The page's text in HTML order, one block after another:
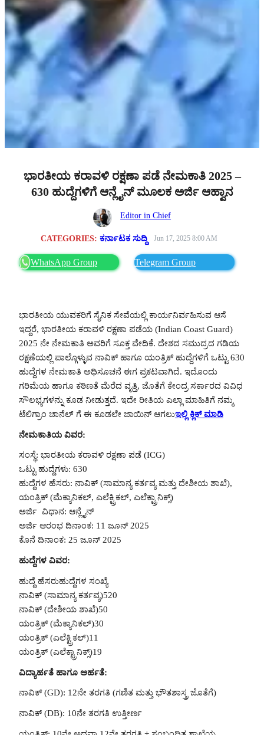
ಭಾರತೀಯ ಕರಾವಳಿ ರಕ್ಷಣಾ ಪಡೆ ನೇಮಕಾತಿ 2025 –
630 ಹುದ್ದೆಗಳಿಗೆ ಆನ್ಲೈನ್ ಮೂಲಕ ಅರ್ಜಿ ಆಹ್ವಾನ
Editor in Chief
CATEGORIES: ಕರ್ನಾಟಕ ಸುದ್ದಿ Jun 17, 2025 8:00 AM
WhatsApp Group Telegram Group
ಭಾರತೀಯ ಯುವಕರಿಗೆ ಸೈನಿಕ ಸೇವೆಯಲ್ಲಿ ಕಾರ್ಯನಿರ್ವಹಿಸುವ ಆಸೆ
ಇದ್ದರೆ, ಭಾರತೀಯ ಕರಾವಳಿ ರಕ್ಷಣಾ ಪಡೆಯ (Indian Coast Guard)
2025 ನೇ ನೇಮಕಾತಿ ಅವರಿಗೆ ಸೂಕ್ತ ವೇದಿಕೆ. ದೇಶದ ಸಮುದ್ರದ ಗಡಿಯ
ರಕ್ಷಣೆಯಲ್ಲಿ ಪಾಲ್ಗೊಳ್ಳುವ ನಾವಿಕ್ ಹಾಗೂ ಯಂತ್ರಿಕ್ ಹುದ್ದೆಗಳಿಗೆ ಒಟ್ಟು 630
ಹುದ್ದೆಗಳ ನೇಮಕಾತಿ ಅಧಿಸೂಚನೆ ಈಗ ಪ್ರಕಟವಾಗಿದೆ. ಇದೊಂದು
ಗರಿಮೆಯ ಹಾಗೂ ಕಠಿಣತೆ ಮೆರೆದ ವೃತ್ತಿ, ಜೊತೆಗೆ ಕೇಂದ್ರ ಸರ್ಕಾರದ ವಿವಿಧ
ಸೌಲಭ್ಯಗಳನ್ನು ಕೂಡ ನೀಡುತ್ತದೆ. ಇದೇ ರೀತಿಯ ಎಲ್ಲಾ ಮಾಹಿತಿಗೆ ನಮ್ಮ
ಟೆಲಿಗ್ರಾಂ ಚಾನೆಲ್ ಗೆ ಈ ಕೂಡಲೇ ಜಾಯಿನ್ ಆಗಲುಇಲ್ಲಿ ಕ್ಲಿಕ್ ಮಾಡಿ
ನೇಮಕಾತಿಯ ವಿವರ:
ಸಂಸ್ಥೆ: ಭಾರತೀಯ ಕರಾವಳಿ ರಕ್ಷಣಾ ಪಡೆ (ICG)
ಒಟ್ಟು ಹುದ್ದೆಗಳು: 630
ಹುದ್ದೆಗಳ ಹೆಸರು: ನಾವಿಕ್ (ಸಾಮಾನ್ಯ ಕರ್ತವ್ಯ ಮತ್ತು ದೇಶೀಯ ಶಾಖೆ),
ಯಂತ್ರಿಕ್ (ಮೆಕ್ಯಾನಿಕಲ್, ಎಲೆಕ್ಟ್ರಿಕಲ್, ಎಲೆಕ್ಟ್ರಾನಿಕ್ಸ್)
ಅರ್ಜಿ ವಿಧಾನ: ಆನ್ಲೈನ್
ಅರ್ಜಿ ಆರಂಭ ದಿನಾಂಕ: 11 ಜೂನ್ 2025
ಕೊನೆ ದಿನಾಂಕ: 25 ಜೂನ್ 2025
ಹುದ್ದೆಗಳ ವಿವರ:
ಹುದ್ದೆ ಹೆಸರುಹುದ್ದೆಗಳ ಸಂಖ್ಯೆ
ನಾವಿಕ್ (ಸಾಮಾನ್ಯ ಕರ್ತವ್ಯ)520
ನಾವಿಕ್ (ದೇಶೀಯ ಶಾಖೆ)50
ಯಂತ್ರಿಕ್ (ಮೆಕ್ಯಾನಿಕಲ್)30
ಯಂತ್ರಿಕ್ (ಎಲೆಕ್ಟ್ರಿಕಲ್)11
ಯಂತ್ರಿಕ್ (ಎಲೆಕ್ಟ್ರಾನಿಕ್ಸ್)19
ವಿದ್ಯಾರ್ಹತೆ ಹಾಗೂ ಅರ್ಹತೆ:
ನಾವಿಕ್ (GD): 12ನೇ ತರಗತಿ (ಗಣಿತ ಮತ್ತು ಭೌತಶಾಸ್ತ್ರ ಜೊತೆಗೆ)
ನಾವಿಕ್ (DB): 10ನೇ ತರಗತಿ ಉತ್ತೀರ್ಣ